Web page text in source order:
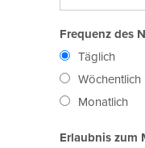
Frequenz des
Täglich
Wöchentlich
Monatlich
Erlaubnis zum